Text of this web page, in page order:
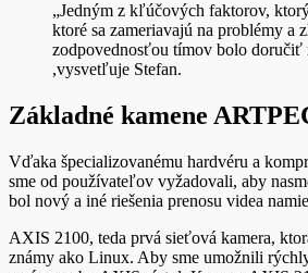
„Jedným z kľúčových faktorov,
ktoré sa zameriavajú na problémy a
zodpovednosťou tímov bolo
,vysvetľuje Stefan.
Základné kamene
Vďaka špecializovanému hardvéru a
sme od používateľov vyžadovali, aby
bol nový a iné riešenia prenosu videa
AXIS 2100, teda prvá sieťová kamera,
známy ako Linux. Aby sme umožnili